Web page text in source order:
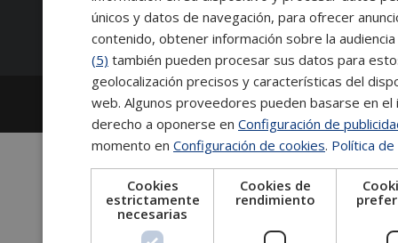
Síguenos:
2026
Escuela de Posgrado de Salamanca
Información legal
Tablón de anuncios
únicos y datos de navegación, para ofrecer
contenido, obtener información sobre la
(5) también pueden procesar sus datos para
geolocalización precisos y características del
web. Algunos proveedores pueden basarse en
derecho a oponerse en Configuración de
momento en Configuración de cookies. Política
Cookies
estrictamente
necesarias
Cookies de
rendimiento